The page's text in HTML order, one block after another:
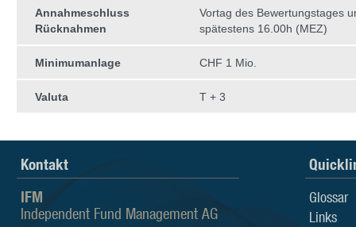
Annahmeschluss
Rücknahmen
Vortag des Bewertungstages
spätestens 16.00h (MEZ)
Minimumanlage CHF 1 Mio.
Valuta T + 3
Kontakt
IFM
Independent Fund Management AG
Glossar
Links